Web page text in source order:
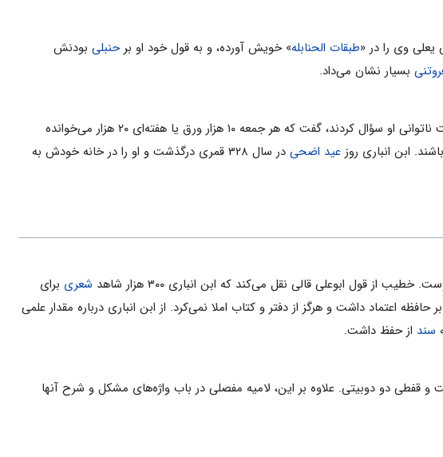
یعلی‌ وی‌ را در «طبقات‌ الحنابله» خویش‌ آورده‌، و به‌ قول‌ خود او برحنبلی‌ بودنش‌
بسیار نشان‌ می‌داد.
در برخی منابع‌ به‌ بیماری‌ پایان‌ عمر و دیدار سنان‌ بن‌ ثابت‌ طبیب‌ از او اشاره‌ شده‌ است‌. چون‌ از علت‌ ناتوانی‌ او سؤال‌ کردند، گفت‌ که‌ هر جمعه‌ ۱۰ هزار ورق‌ یا هفته‌ای‌ ۲۰ هزار می‌خوانده‌
ابن‌ انباری‌ روز عید اضحی‌
در سال ۳۲۸ قمری درگذشت‌ و او را در خانه خودش‌ به‌
از قول‌ ابوعلی‌ قالی‌ نقل‌ می‌کند که‌ ابن‌ انباری‌ ۳۰۰ هزار شاهد شعری‌ برای‌
اعتماد داشت‌ و هرگز از دفتر و کتاب‌ املا نمی‌کرد. از ابن‌ انباری‌ درباره مقدار علمی‌
سند از حفظ داشت‌.
دو دوبیتی‌. علاوه‌ بر این‌، لامیه مفصلی‌ در باب‌ واژه‌های‌ مشکل‌ و شرح‌ آنها